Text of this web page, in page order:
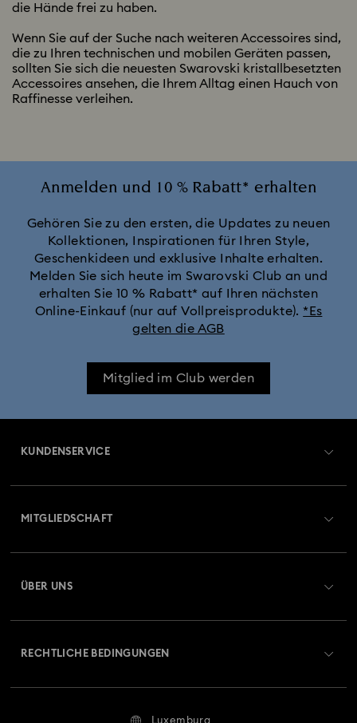
die Hände frei zu haben.
Wenn Sie auf der Suche nach weiteren Accessoires sind,
die zu Ihren technischen und mobilen Geräten passen,
sollten Sie sich die neuesten Swarovski kristallbesetzten
Accessoires ansehen, die Ihrem Alltag einen Hauch von
Raffinesse verleihen.
Anmelden und 10 % Rabatt* erhalten
Gehören Sie zu den ersten, die Updates zu neuen
Kollektionen, Inspirationen für Ihren Style,
Geschenkideen und exklusive Inhalte erhalten.
Melden Sie sich heute im Swarovski Club an und
erhalten Sie 10 % Rabatt* auf Ihren nächsten
Online-Einkauf (nur auf Vollpreisprodukte). *Es
gelten die AGB
Mitglied im Club werden
KUNDENSERVICE
Retouren und Umtausch
Reparaturstatus
MITGLIEDSCHAFT
ÜBER UNS
RECHTLICHE BEDINGUNGEN
Luxemburg